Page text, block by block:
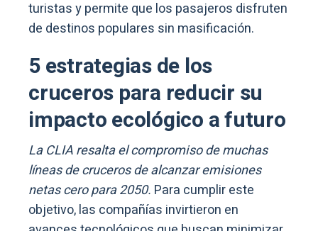
turistas y permite que los pasajeros disfruten
de destinos populares sin masificación.
5 estrategias de los
cruceros para reducir su
impacto ecológico a futuro
La CLIA resalta el compromiso de muchas
líneas de cruceros de alcanzar emisiones
netas cero para 2050. Para cumplir este
objetivo, las compañías invirtieron en